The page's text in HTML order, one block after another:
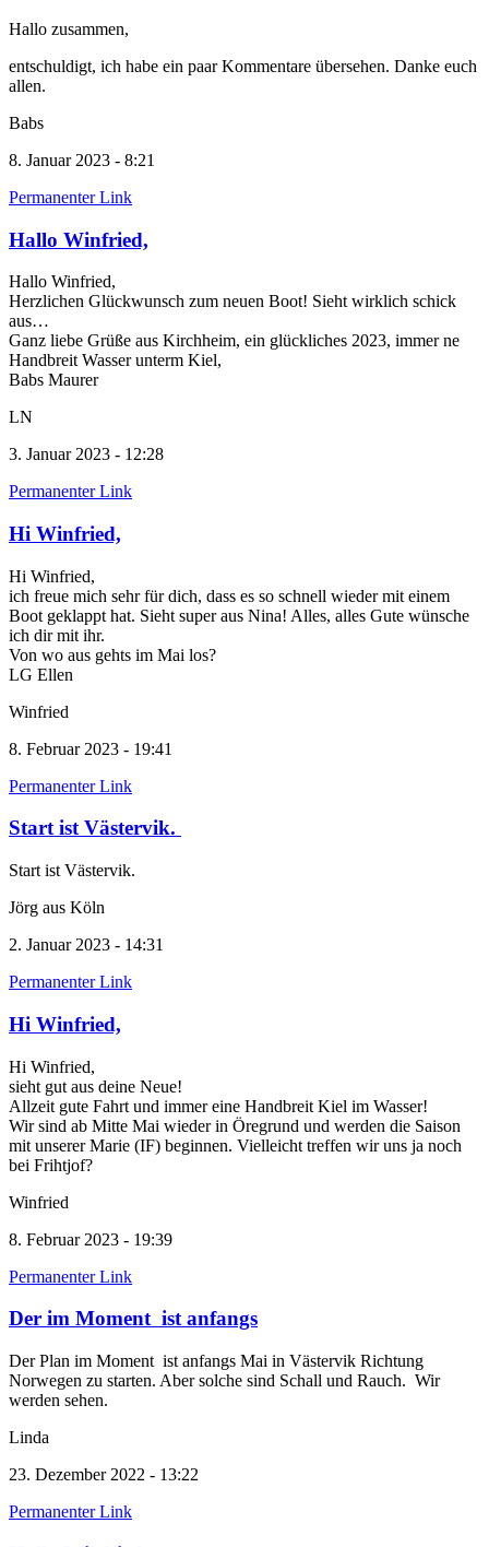
Hallo zusammen,
entschuldigt, ich habe ein paar Kommentare übersehen. Danke euch
allen.
Babs
8. Januar 2023 - 8:21
Permanenter Link
Hallo Winfried,
Hallo Winfried,
Herzlichen Glückwunsch zum neuen Boot! Sieht wirklich schick
aus…
Ganz liebe Grüße aus Kirchheim, ein glückliches 2023, immer ne
Handbreit Wasser unterm Kiel,
Babs Maurer
LN
3. Januar 2023 - 12:28
Permanenter Link
Hi Winfried,
Hi Winfried,
ich freue mich sehr für dich, dass es so schnell wieder mit einem
Boot geklappt hat. Sieht super aus Nina! Alles, alles Gute wünsche
ich dir mit ihr.
Von wo aus gehts im Mai los?
LG Ellen
Winfried
8. Februar 2023 - 19:41
Permanenter Link
Start ist Västervik.
Start ist Västervik.
Jörg aus Köln
2. Januar 2023 - 14:31
Permanenter Link
Hi Winfried,
Hi Winfried,
sieht gut aus deine Neue!
Allzeit gute Fahrt und immer eine Handbreit Kiel im Wasser!
Wir sind ab Mitte Mai wieder in Öregrund und werden die Saison
mit unserer Marie (IF) beginnen. Vielleicht treffen wir uns ja noch
bei Frihtjof?
Winfried
8. Februar 2023 - 19:39
Permanenter Link
Der im Moment ist anfangs
Der Plan im Moment ist anfangs Mai in Västervik Richtung
Norwegen zu starten. Aber solche sind Schall und Rauch. Wir
werden sehen.
Linda
23. Dezember 2022 - 13:22
Permanenter Link